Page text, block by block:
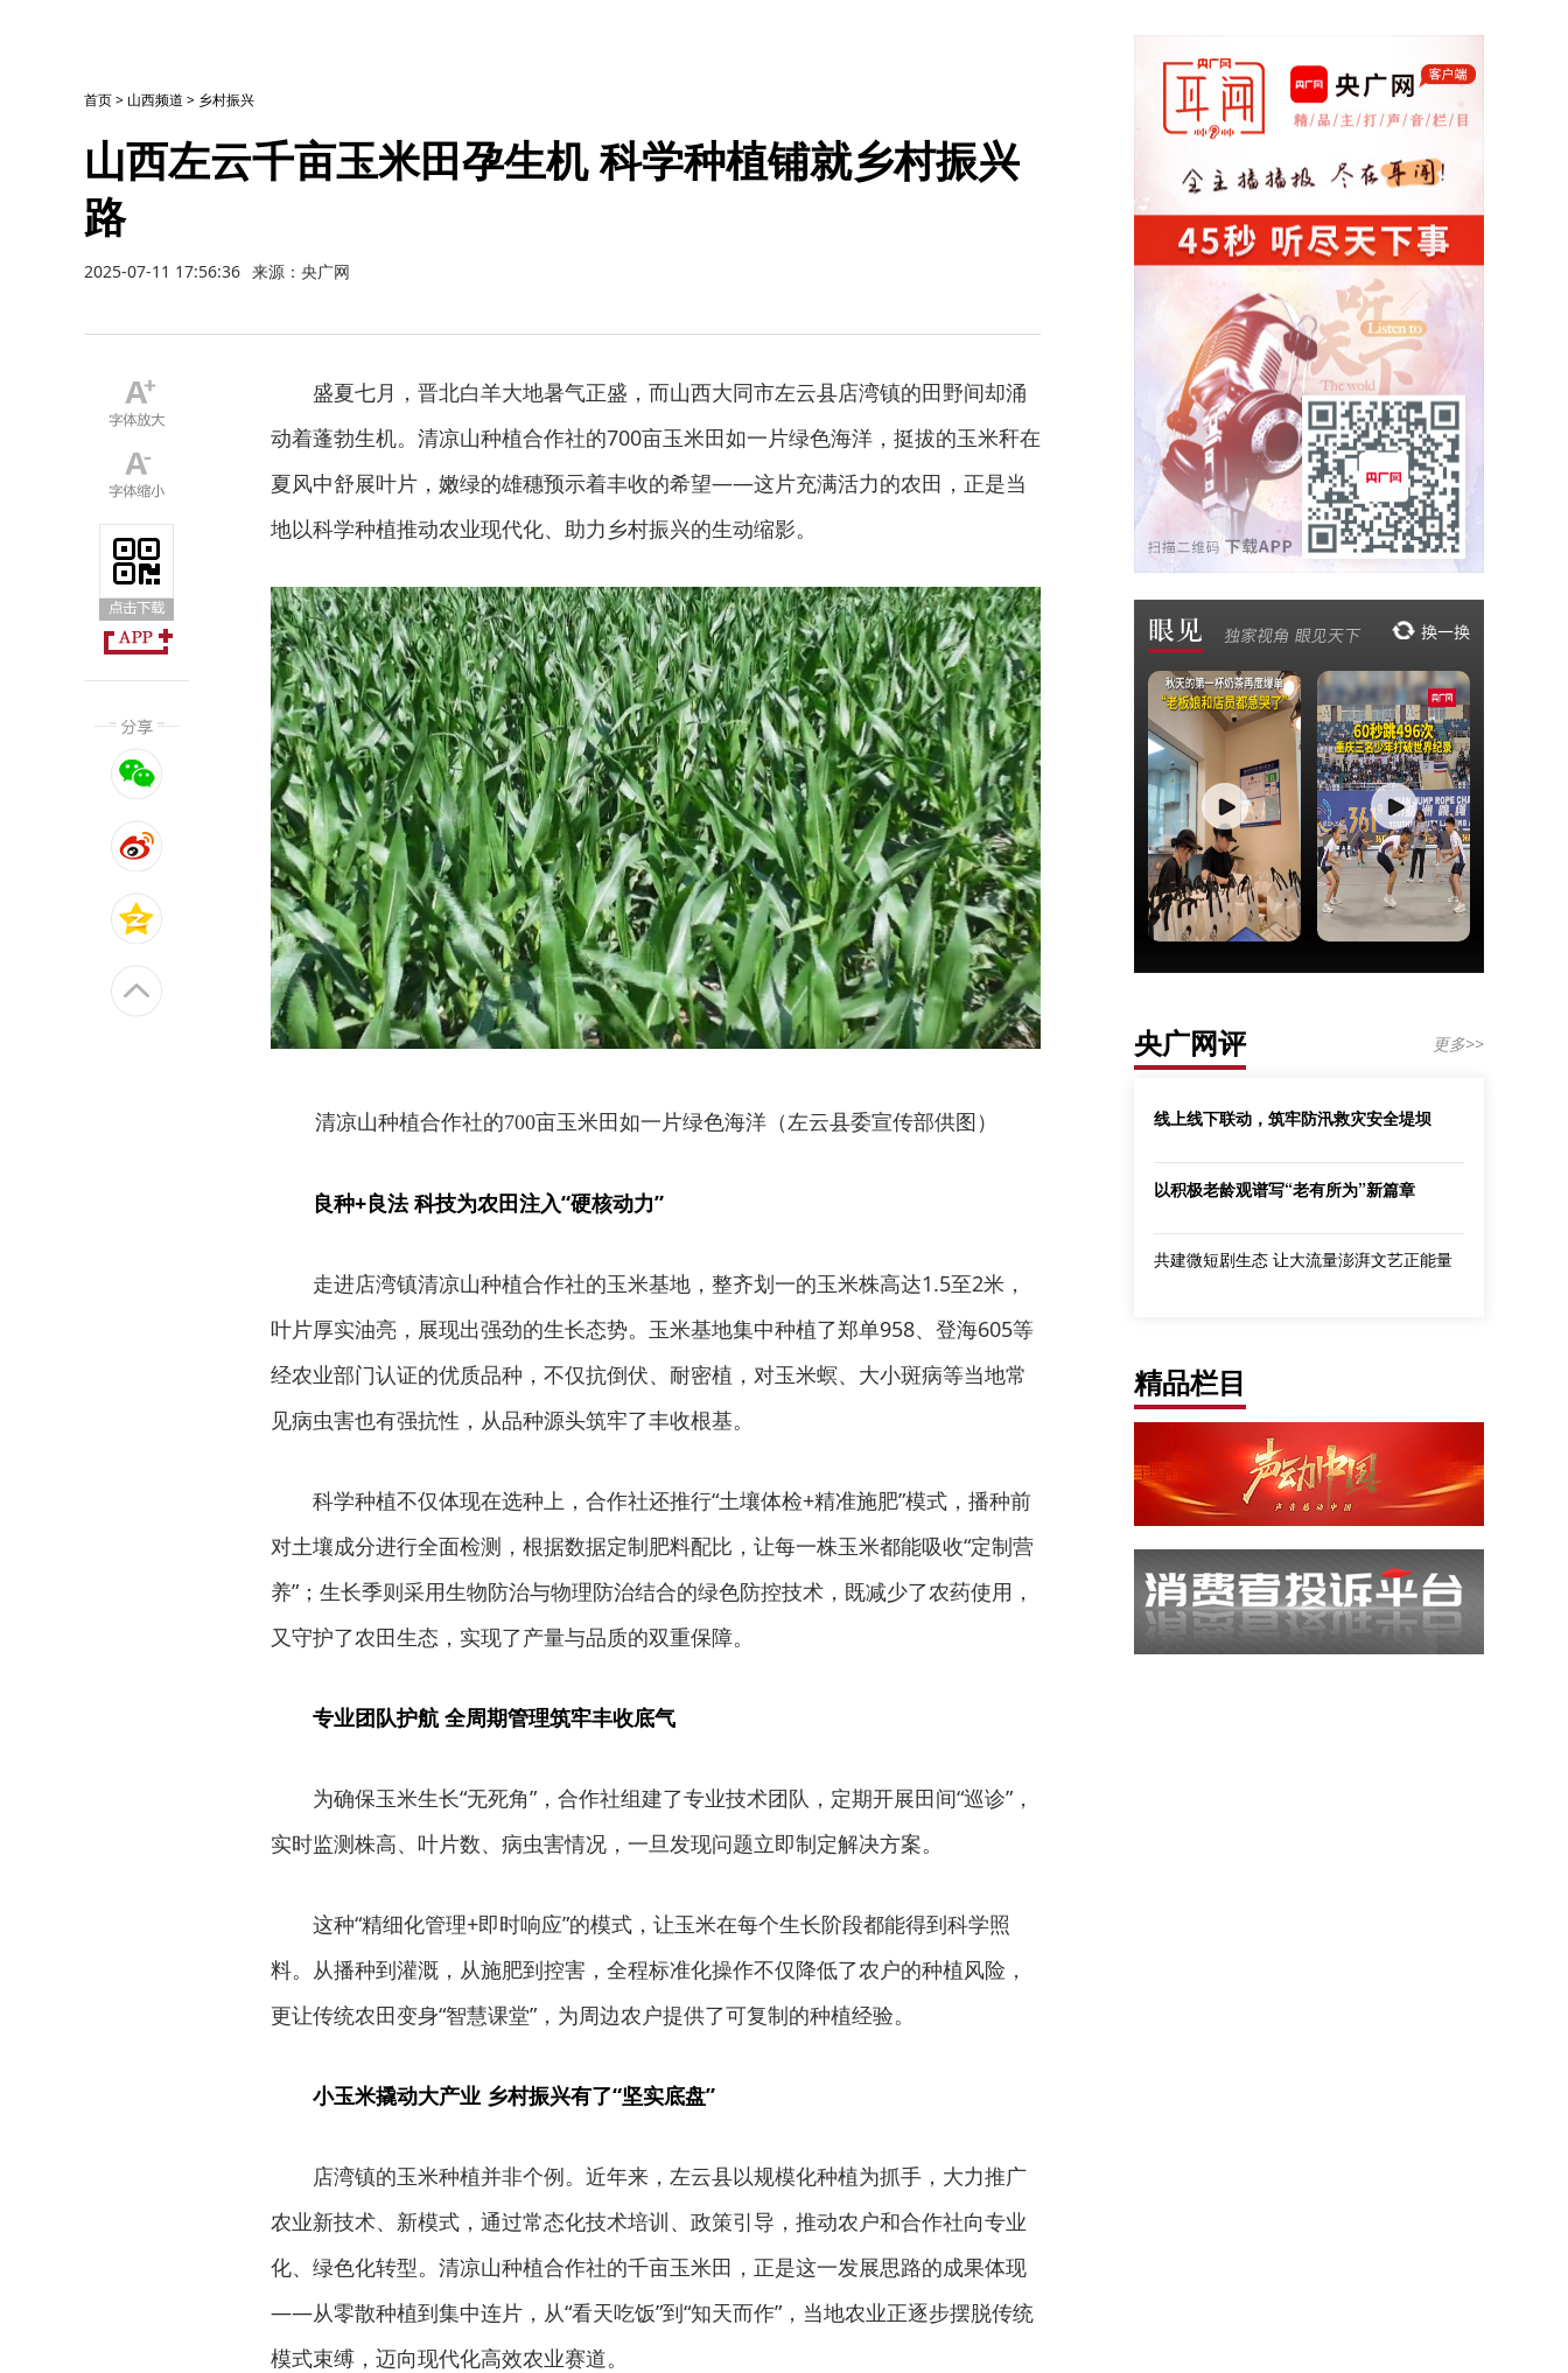
首页> 山西频道 > 乡村振兴
山西左云千亩玉米田孕生机 科学种植铺就乡村振兴
路
2025-07-11 17:56:36 来源：央广网
盛夏七月，晋北白羊大地暑气正盛，而山西大同市左云县店湾镇的田野间却涌
动着蓬勃生机。清凉山种植合作社的700亩玉米田如一片绿色海洋，挺拔的玉米秆在
夏风中舒展叶片，嫩绿的雄穗预示着丰收的希望——这片充满活力的农田，正是当
地以科学种植推动农业现代化、助力乡村振兴的生动缩影。
清凉山种植合作社的700亩玉米田如一片绿色海洋（左云县委宣传部供图）
良种+良法 科技为农田注入“硬核动力”
走进店湾镇清凉山种植合作社的玉米基地，整齐划一的玉米株高达1.5至2米，
叶片厚实油亮，展现出强劲的生长态势。玉米基地集中种植了郑单958、登海605等
经农业部门认证的优质品种，不仅抗倒伏、耐密植，对玉米螟、大小斑病等当地常
见病虫害也有强抗性，从品种源头筑牢了丰收根基。
科学种植不仅体现在选种上，合作社还推行“土壤体检+精准施肥”模式，播种前
对土壤成分进行全面检测，根据数据定制肥料配比，让每一株玉米都能吸收“定制营
养”；生长季则采用生物防治与物理防治结合的绿色防控技术，既减少了农药使用，
又守护了农田生态，实现了产量与品质的双重保障。
专业团队护航 全周期管理筑牢丰收底气
为确保玉米生长“无死角”，合作社组建了专业技术团队，定期开展田间“巡诊”，
实时监测株高、叶片数、病虫害情况，一旦发现问题立即制定解决方案。
这种“精细化管理+即时响应”的模式，让玉米在每个生长阶段都能得到科学照
料。从播种到灌溉，从施肥到控害，全程标准化操作不仅降低了农户的种植风险，
更让传统农田变身“智慧课堂”，为周边农户提供了可复制的种植经验。
小玉米撬动大产业 乡村振兴有了“坚实底盘”
店湾镇的玉米种植并非个例。近年来，左云县以规模化种植为抓手，大力推广
农业新技术、新模式，通过常态化技术培训、政策引导，推动农户和合作社向专业
化、绿色化转型。清凉山种植合作社的千亩玉米田，正是这一发展思路的成果体现
——从零散种植到集中连片，从“看天吃饭”到“知天而作”，当地农业正逐步摆脱传统
模式束缚，迈向现代化高效农业赛道。
央广网评 更多>>
线上线下联动，筑牢防汛救灾安全堤坝
以积极老龄观谱写“老有所为”新篇章
共建微短剧生态 让大流量澎湃文艺正能量
精品栏目